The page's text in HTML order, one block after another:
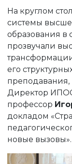
На круглом
системы
образования в
прозвучали
его
Директор
профессор
докладом
новые вызовы».